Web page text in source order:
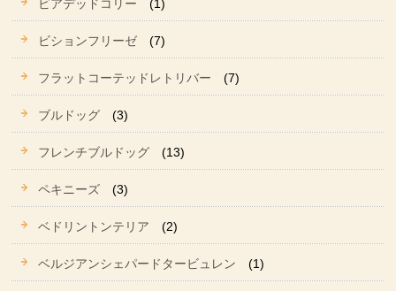
ビアデッドコリー (1)
ビションフリーゼ (7)
フラットコーテッドレトリバー (7)
ブルドッグ (3)
フレンチブルドッグ (13)
ペキニーズ (3)
ベドリントンテリア (2)
ベルジアンシェパードタービュレン (1)